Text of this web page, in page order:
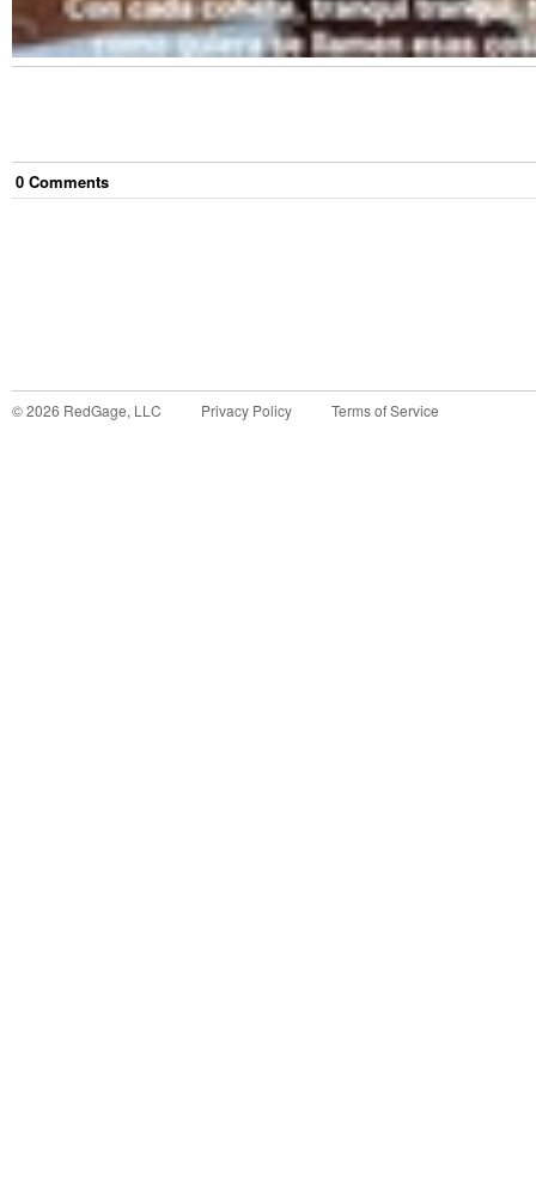
0 Comments
©2026 RedGage, LLC Privacy Policy Terms of Service